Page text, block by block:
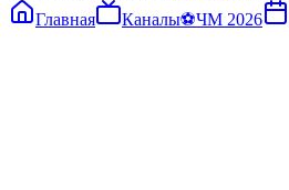
Главная
Каналы⚽ЧМ 2026